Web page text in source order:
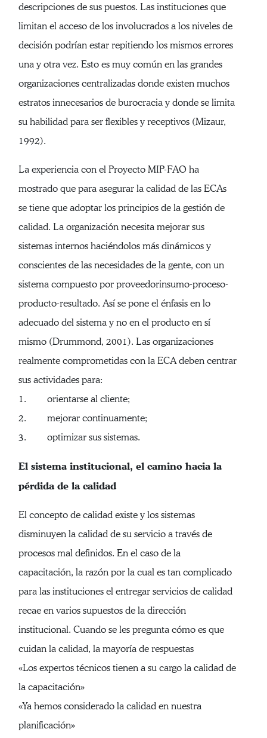
descripciones de sus puestos. Las instituciones que
limitan el acceso de los involucrados a los niveles de
decisión podrían estar repitiendo los mismos errores
una y otra vez. Esto es muy común en las grandes
organizaciones centralizadas donde existen muchos
estratos innecesarios de burocracia y donde se limita
su habilidad para ser flexibles y receptivos (Mizaur,
1992).
La experiencia con el Proyecto MIP-FAO ha
mostrado que para asegurar la calidad de las ECAs
se tiene que adoptar los principios de la gestión de
calidad. La organización necesita mejorar sus
sistemas internos haciéndolos más dinámicos y
conscientes de las necesidades de la gente, con un
sistema compuesto por proveedorinsumo-proceso-
producto-resultado. Así se pone el énfasis en lo
adecuado del sistema y no en el producto en sí
mismo (Drummond, 2001). Las organizaciones
realmente comprometidas con la ECA deben centrar
sus actividades para:
1. orientarse al cliente;
2. mejorar continuamente;
3. optimizar sus sistemas.
El sistema institucional, el camino hacia la
pérdida de la calidad
El concepto de calidad existe y los sistemas
disminuyen la calidad de su servicio a través de
procesos mal definidos. En el caso de la
capacitación, la razón por la cual es tan complicado
para las instituciones el entregar servicios de calidad
recae en varios supuestos de la dirección
institucional. Cuando se les pregunta cómo es que
cuidan la calidad, la mayoría de respuestas
«Los expertos técnicos tienen a su cargo la calidad de
la capacitación»
«Ya hemos considerado la calidad en nuestra
planificación»